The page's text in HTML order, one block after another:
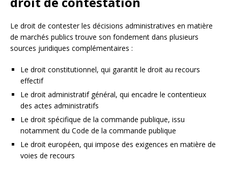
Le droit de contester les décisions administratives en matière
de marchés publics trouve son fondement dans plusieurs
sources juridiques complémentaires :
Le droit constitutionnel, qui garantit le droit au recours
effectif
Le droit administratif général, qui encadre le contentieux
des actes administratifs
Le droit spécifique de la commande publique, issu
notamment du Code de la commande publique
Le droit européen, qui impose des exigences en matière de
voies de recours